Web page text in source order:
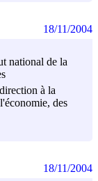
national de la
à la
des
18/11/2004
18/11/2004